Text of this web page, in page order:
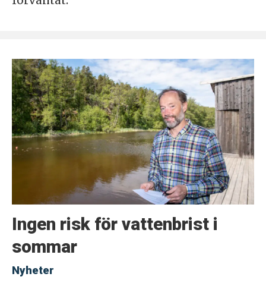
Ingen risk för vattenbrist i
sommar
Nyheter